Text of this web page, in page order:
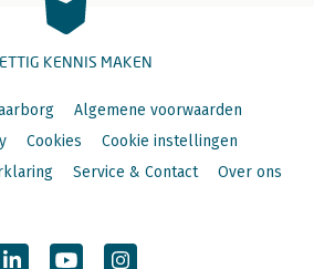
KENNIS MAKEN
Algemene voorwaarden
Cookies
Cookie instellingen
Service & Contact Over ons